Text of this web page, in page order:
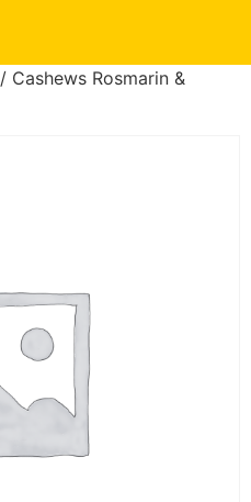
/ Cashews Rosmarin &